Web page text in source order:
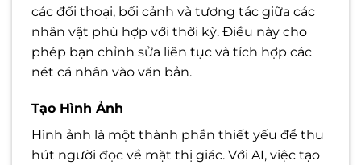
các đối thoại, bối cảnh và tương tác giữa các
nhân vật phù hợp với thời kỳ. Điều này cho
phép bạn chỉnh sửa liên tục và tích hợp các
nét cá nhân vào văn bản.
Tạo Hình Ảnh
Hình ảnh là một thành phần thiết yếu để thu
hút người đọc về mặt thị giác. Với AI, việc tạo